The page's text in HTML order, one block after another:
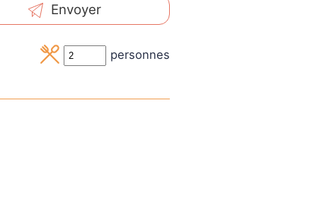
Envoyer
personnes